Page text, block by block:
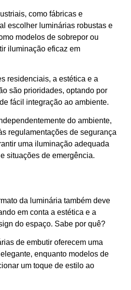
como fábricas e
escolher luminárias robustas e
modelos de sobrepor ou
iluminação eficaz em
residenciais, a estética e a
são prioridades, optando por
fácil integração ao ambiente.
do ambiente,
regulamentações de segurança
uma iluminação adequada
situações de emergência.
da luminária também deve
em conta a estética e a
do espaço. Sabe por quê?
de embutir oferecem uma
enquanto modelos de
um toque de estilo ao